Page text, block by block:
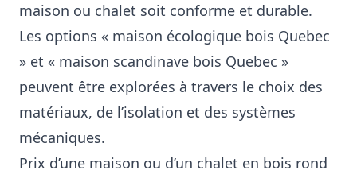
maison ou chalet soit conforme et durable.
Les options « maison écologique bois Quebec
» et « maison scandinave bois Quebec »
peuvent être explorées à travers le choix des
matériaux, de l’isolation et des systèmes
mécaniques.
Prix d’une maison ou d’un chalet en bois rond